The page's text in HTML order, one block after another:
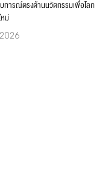
การณ์ตรงด้านนวัตกรรมเพื่อโลก
ม่